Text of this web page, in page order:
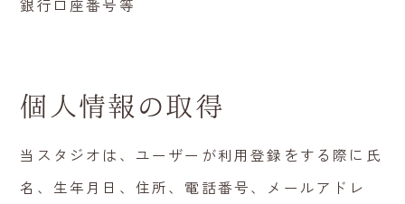
銀行口座番号等
個人情報の取得
当スタジオは、ユーザーが利用登録をする際に氏
名、生年月日、住所、電話番号、メールアドレ